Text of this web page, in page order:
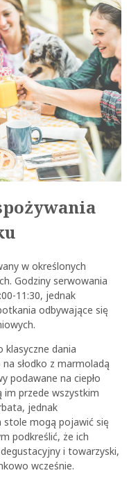
w określonych
Godziny serwowania
11:30, jednak
odbywające się
klasyczne dania
słodko z marmoladą
podawane na ciepło
im przede wszystkim
jednak
stole mogą pojawić się
podkreślić, że ich
i towarzyski,
wcześnie.